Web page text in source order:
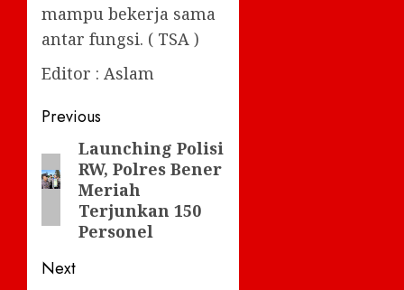
mampu bekerja sama
antar fungsi. ( TSA )
Editor : Aslam
Post
navigation
Previous
Previous
post:
Launching Polisi
RW, Polres Bener
Meriah
Terjunkan 150
Personel
Next